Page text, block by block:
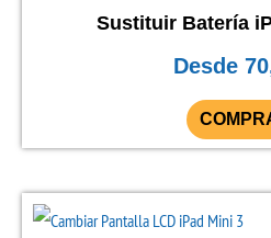
Sustituir Batería
Desde